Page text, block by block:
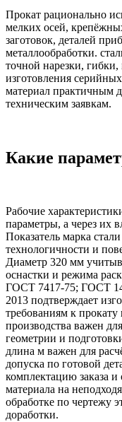
Прокат рационально
мелких осей,
заготовок, деталей
металлообработки.
точной нарезки,
изготовления
материал практичным
техническим заявкам.
Какие
Рабочие
параметры, а через их
Показатель марка
технологичности и
Диаметр 320 мм
оснастки и режима
ГОСТ 7417-75; ГОСТ
2013 подтверждает
требованиям к прокату
производства важен
геометрии и
длина м важен для
допуска по готовой
комплектацию заказа
материала на
обработке по чертежу
доработки.